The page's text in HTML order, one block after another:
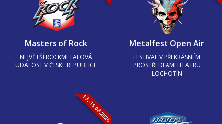
Masters of Rock
NEJVĚTŠÍ ROCKMETALOVÁ
UDÁLOST V ČESKÉ REPUBLICE
Metalfest Open Air
FESTIVAL V PŘEKRÁSNÉM
PROSTŘEDÍ AMFITEÁTRU
LOCHOTÍN
13.-15.08.2026